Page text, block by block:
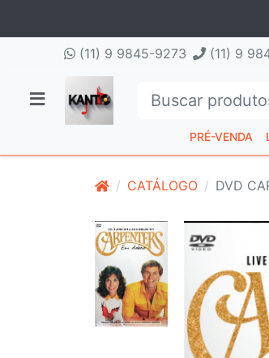
(11) 9 9845-9273 (11) 9
PRÉ-VENDA
CATÁLOGO DVD